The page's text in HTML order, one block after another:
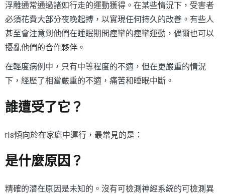
浮雕通常通過諸如行走的運動獲得。在某些情況下，受害者
必須花費大部分夜晚起搏，以實現任何持久的改善。有些人
甚至會注意到他們在睡眠期間痙攣的痙攣運動，偶爾也可以
擾亂他們的合作夥伴。
在輕度病例中，只有中等程度的不適，但在更嚴重的情況
下，經歷了相當嚴重的不適，痛苦和睡眠中斷。
誰遭受了它？
rls傾向於在家庭中運行，最常見的是：
是什麼原因？
精確的潛在原因是未知的。沒有可檢測神經系統的可檢測異